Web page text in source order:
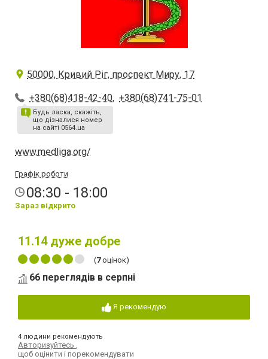
50000, Кривий Ріг, проспект Миру, 17
+380(68)418-42-40, +380(68)741-75-01
Будь ласка, скажіть,
що дізналися номер
на сайті 0564.ua
www.medliga.org/
Графік роботи
08:30 - 18:00
Зараз відкрито
11.14дуже добре
(7оцінок)
66 переглядів в серпні
Я рекомендую
4 людини рекомендують
Авторизуйтесь
щоб оцінити і порекомендувати